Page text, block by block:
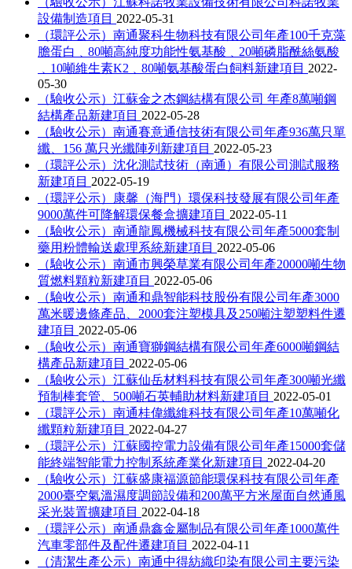
設備制造項目 2022-05-31
（環評公示）南通聚科生物科技有限公司年產100千克藻
膽蛋白﹑80噸高純度功能性氨基酸﹑20噸磷脂酰絲氨酸
﹑10噸維生素K2﹑80噸氨基酸蛋白飼料新建項目 2022-
05-30
（驗收公示）江蘇金之杰鋼結構有限公司 年產8萬噸鋼
結構產品新建項目 2022-05-28
（驗收公示）南通賽意通信技術有限公司年產936萬只單
纖、156 萬只光纖陣列新建項目 2022-05-23
（環評公示）沈化測試技術（南通）有限公司測試服務
新建項目 2022-05-19
（環評公示）康馨（海門）環保科技發展有限公司年產
9000萬件可降解環保餐盒擴建項目 2022-05-11
（驗收公示）南通龍鳳機械科技有限公司年產5000套制
藥用粉體輸送處理系統新建項目 2022-05-06
（驗收公示）南通市興榮草業有限公司年產20000噸生物
質燃料顆粒新建項目 2022-05-06
（驗收公示）南通和鼎智能科技股份有限公司年產3000
萬米暖邊條產品、2000套注塑模具及250噸注塑塑料件遷
建項目 2022-05-06
（驗收公示）南通寶獅鋼結構有限公司年產6000噸鋼結
構產品新建項目 2022-05-06
（驗收公示）江蘇仙岳材料科技有限公司年產300噸光纖
預制棒套管、500噸石英輔助材料新建項目 2022-05-01
（環評公示）南通桂偉纖維科技有限公司年產10萬噸化
纖顆粒新建項目 2022-04-27
（環評公示）江蘇國控電力設備有限公司年產15000套儲
能終端智能電力控制系統產業化新建項目 2022-04-20
（驗收公示）江蘇盛康福源節能環保科技有限公司年產
2000臺空氣溫濕度調節設備和200萬平方米屋面自然通風
采光裝置擴建項目 2022-04-18
（環評公示）南通鼎鑫金屬制品有限公司年產1000萬件
汽車零部件及配件遷建項目 2022-04-11
（清潔生產公示）南通中得紡織印染有限公司主要污染